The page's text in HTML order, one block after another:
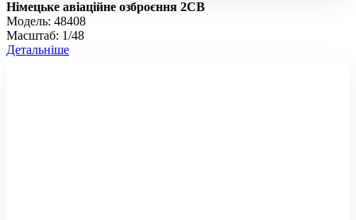
Німецьке авіаційне озброєння 2СВ
Модель: 48408
Масштаб: 1/48
Детальніше